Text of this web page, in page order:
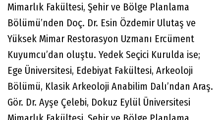
Mimarlık Fakültesi, Şehir ve Bölge Planlama
Bölümü’nden Doç. Dr. Esin Özdemir Ulutaş ve
Yüksek Mimar Restorasyon Uzmanı Ercüment
Kuyumcu’dan oluştu. Yedek Seçici Kurulda ise;
Ege Üniversitesi, Edebiyat Fakültesi, Arkeoloji
Bölümü, Klasik Arkeoloji Anabilim Dalı’ndan Araş.
Gör. Dr. Ayşe Çelebi, Dokuz Eylül Üniversitesi